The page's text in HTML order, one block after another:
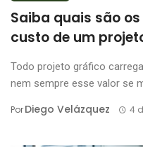
Saiba quais são
custo de um
Todo projeto gráfico
nem sempre esse valor se
PorDiego Velázquez 4